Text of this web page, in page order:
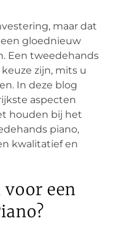
maar dat
gloednieuw
Een tweedehands
zijn, mits u
In deze blog
aspecten
houden bij het
piano,
kwalitatief en
voor een